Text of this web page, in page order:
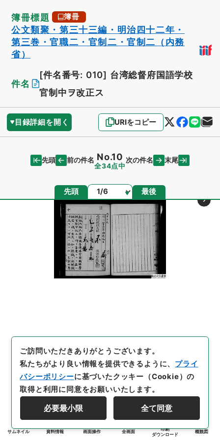
簿冊標題 簿冊
公文類聚・第三十三編・明治四十二年・
第三巻・官職二・官制二・官制二（内務
省）
件名
[件名番号: 010] 台湾総督府国語学校
官制中ヲ改正ス
目録詳細を開く URIをコピー
先頭 前の件名 No.10
全34点中
次の件名 末尾
先頭 ページ 最後
サムネイル 資料情報 画面操作 全画面
印刷
ダウンロード
概観図
ご訪問いただきありがとうございます。
私たちがより良い情報を提供できるように、 プライ
バシーポリシーに基づいたクッキー（Cookie）の
取得と利用に同意をお願いいたします。
必要最小限 全て同意